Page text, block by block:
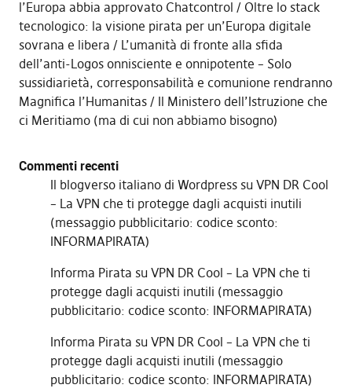
l’Europa abbia approvato Chatcontrol
Oltre lo stack
tecnologico: la visione pirata per un’Europa digitale
sovrana e libera
L’umanità di fronte alla sfida
dell’anti-Logos onnisciente e onnipotente – Solo
sussidiarietà, corresponsabilità e comunione rendranno
Magnifica l’Humanitas
Il Ministero dell’Istruzione che
ci Meritiamo (ma di cui non abbiamo bisogno)
Commenti recenti
Il blogverso italiano di Wordpresssu VPN DR Cool
– La VPN che ti protegge dagli acquisti inutili
(messaggio pubblicitario: codice sconto:
INFORMAPIRATA)
Informa Pirata su VPN DR Cool – La VPN che ti
protegge dagli acquisti inutili (messaggio
pubblicitario: codice sconto: INFORMAPIRATA)
Informa Pirata su VPN DR Cool – La VPN che ti
protegge dagli acquisti inutili (messaggio
pubblicitario: codice sconto: INFORMAPIRATA)